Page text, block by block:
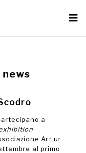
a
Art.ur
al primo